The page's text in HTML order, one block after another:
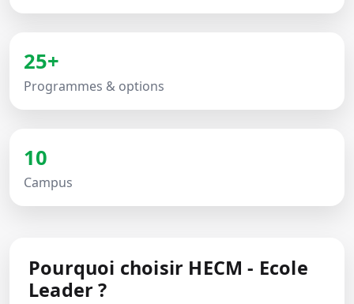
25+
Programmes & options
10
Campus
Pourquoi choisir HECM - Ecole
Leader ?